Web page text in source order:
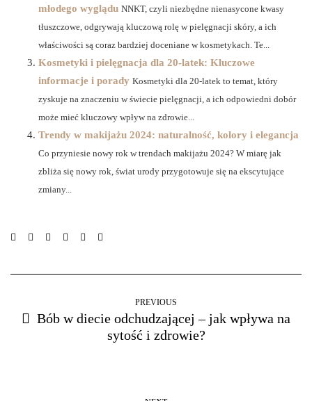
młodego wyglądu NNKT, czyli niezbędne nienasycone kwasy
tłuszczowe, odgrywają kluczową rolę w pielęgnacji skóry, a ich
właściwości są coraz bardziej doceniane w kosmetykach. Te...
Kosmetyki i pielęgnacja dla 20-latek: Kluczowe
informacje i porady Kosmetyki dla 20-latek to temat, który
zyskuje na znaczeniu w świecie pielęgnacji, a ich odpowiedni dobór
może mieć kluczowy wpływ na zdrowie...
Trendy w makijażu 2024: naturalność, kolory i elegancja
Co przyniesie nowy rok w trendach makijażu 2024? W miarę jak
zbliża się nowy rok, świat urody przygotowuje się na ekscytujące
zmiany...
PREVIOUS
Bób w diecie odchudzającej – jak wpływa na
sytość i zdrowie?